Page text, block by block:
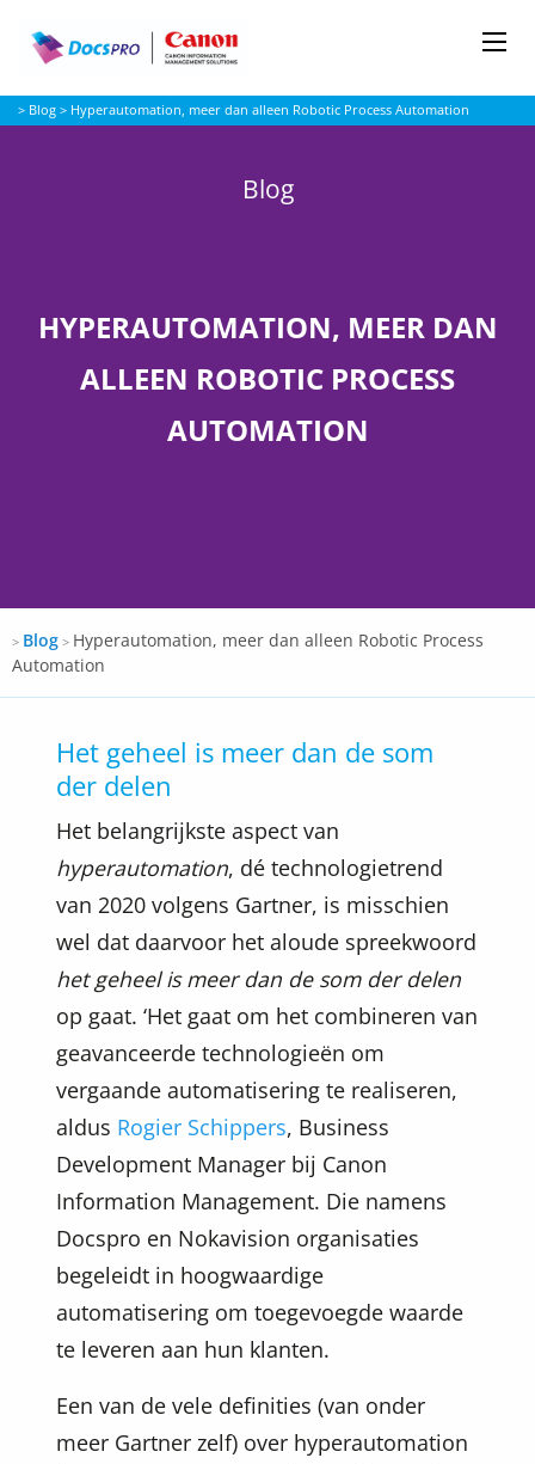
Docspro
> Blog> Hyperautomation, meer dan alleen Robotic Process Automation
Blog
HYPERAUTOMATION, MEER DAN
ALLEEN ROBOTIC PROCESS
AUTOMATION
Docspro
> Blog > Hyperautomation, meer dan alleen Robotic Process
Automation
Het geheel is meer dan de som
der delen
Het belangrijkste aspect van
hyperautomation, dé technologietrend
van 2020 volgens Gartner, is misschien
wel dat daarvoor het aloude spreekwoord
het geheel is meer dan de som der delen
op gaat. ‘Het gaat om het combineren van
geavanceerde technologieën om
vergaande automatisering te realiseren,
aldus Rogier Schippers, Business
Development Manager bij Canon
Information Management. Die namens
Docspro en Nokavision organisaties
begeleidt in hoogwaardige
automatisering om toegevoegde waarde
te leveren aan hun klanten.
Een van de vele definities (van onder
meer Gartner zelf) over hyperautomation